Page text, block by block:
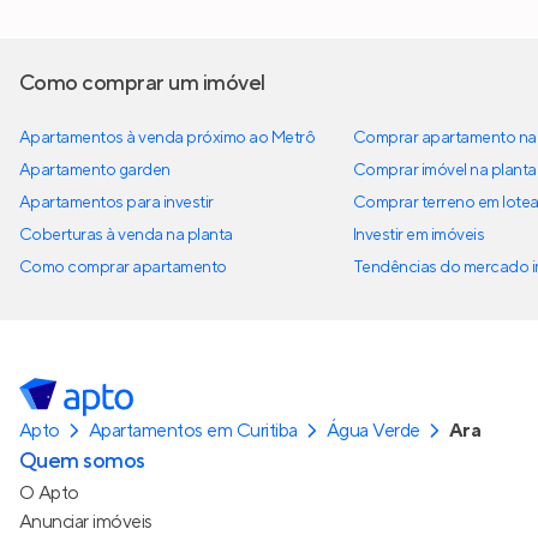
Como comprar um imóvel
Apartamentos à venda próximo ao Metrô
Apartamento garden
Apartamentos para investir
Coberturas à venda na planta
Como comprar apartamento
Comprar apartamento
Comprar imóvel na planta
Comprar terreno em
Investir em imóveis
Tendências do mercado
Apto Apartamentos em Curitiba Água Verde Ara
Quem somos
O Apto
Anunciar imóveis